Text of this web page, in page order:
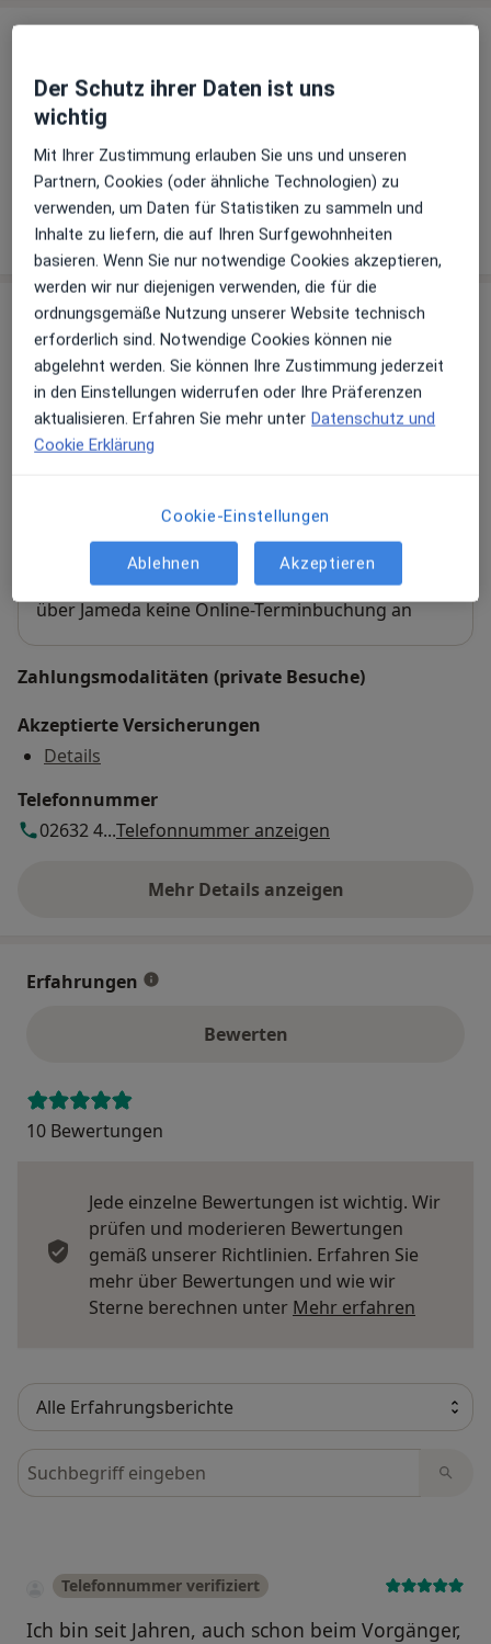
Andere Leistungen
Kontaktlinsen (Beratung)
Sehschule / Sehtest
Wie funktioniert die Preisbildung?
Praxis
Praxis Julia M. Claßen-Hartl Fachärztin für
Augenheilkunde
Läufstraße 4,56626Andernach
Privatpraxis
Zu Google Mapsöffnet in einer neuen
Verfügbarkeit
Julia M. Claßen-Hartl bietet an diesem Standort
über Jameda keine Online-Terminbuchung an
Zahlungsmodalitäten (private Besuche)
Akzeptierte Versicherungen
Details
Telefonnummer
02632 4...Telefonnummer anzeigen
Mehr Details anzeigen
über die Adresse
Erfahrungen
Bewerten
10 Bewertungen
Jede einzelne Bewertungen ist wichtig. Wir
prüfen und moderieren Bewertungen
gemäß unserer Richtlinien. Erfahren Sie
mehr über Bewertungen und wie wir
Sterne berechnen unter Mehr erfahren
Bewertungen durchsuchen
Telefonnummer verifiziert
Ich bin seit Jahren, auch schon beim Vorgänger,
Der Schutz ihrer Daten ist uns
wichtig
Mit Ihrer Zustimmung erlauben Sie uns und unseren
Partnern, Cookies (oder ähnliche Technologien) zu
verwenden, um Daten für Statistiken zu sammeln und
Inhalte zu liefern, die auf Ihren Surfgewohnheiten
basieren. Wenn Sie nur notwendige Cookies akzeptieren,
werden wir nur diejenigen verwenden, die für die
ordnungsgemäße Nutzung unserer Website technisch
erforderlich sind. Notwendige Cookies können nie
abgelehnt werden. Sie können Ihre Zustimmung jederzeit
in den Einstellungen widerrufen oder Ihre Präferenzen
aktualisieren. Erfahren Sie mehr unter Datenschutz und
Cookie Erklärung
Cookie-Einstellungen
Ablehnen Akzeptieren